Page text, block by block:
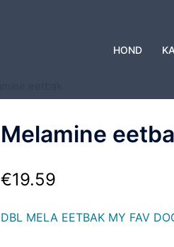
HOND
Melamine
€19.59
DBL MELA EETBAK MY FAV